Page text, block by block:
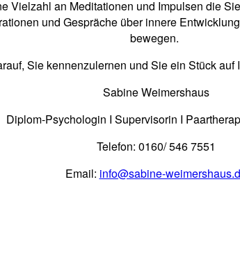
Vielzahl an Meditationen und Impulsen die
und Gespräche über innere
bewegen.
Sie kennenzulernen und Sie ein Stück auf
Sabine Weimershaus
Diplom-Psychologin I Supervisorin I
Telefon: 0160/ 546 7551
Email: info@sabine-